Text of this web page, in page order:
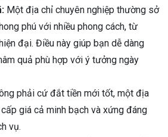
Một địa chỉ chuyên nghiệp thường sở
phú với nhiều phong cách, từ
đại. Điều này giúp bạn dễ dàng
quả phù hợp với ý tưởng ngày
phải cứ đắt tiền mới tốt, một địa
giá cả minh bạch và xứng đáng
vụ.